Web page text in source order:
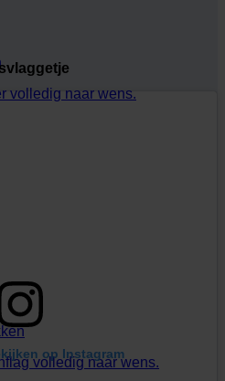
volledig naar wens.
volledig naar wens.
op Instagram